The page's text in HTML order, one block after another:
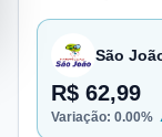
São
R$ 62,99
Variação: 0.00%